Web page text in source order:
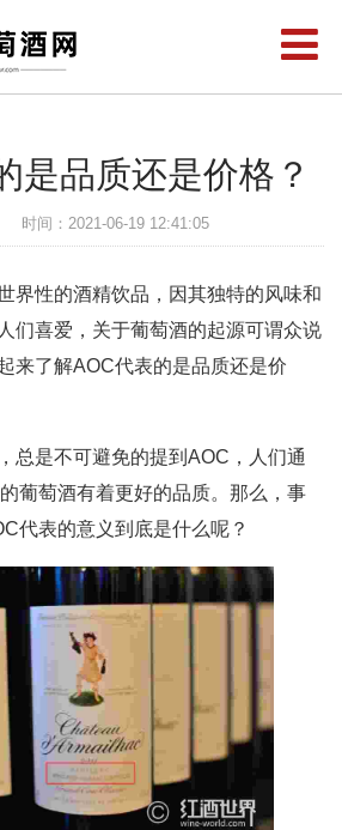
是品质还是价格？
时间：2021-06-19 12:41:05
界性的酒精饮品，因其独特的风味和
们喜爱，关于葡萄酒的起源可谓众说
来了解AOC代表的是品质还是价
总是不可避免的提到AOC，人们通
葡萄酒有着更好的品质。那么，事
代表的意义到底是什么呢？